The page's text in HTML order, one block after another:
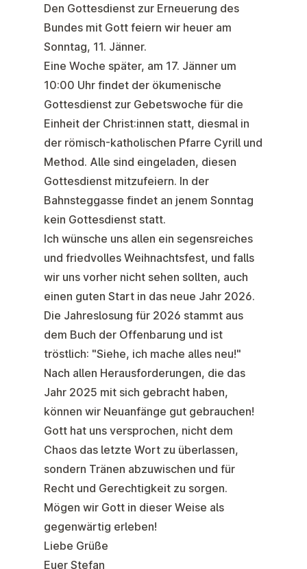
Den Gottesdienst zur Erneuerung des
Bundes mit Gott feiern wir heuer am
Sonntag, 11. Jänner.
Eine Woche später, am 17. Jänner um
10:00 Uhr findet der ökumenische
Gottesdienst zur Gebetswoche für die
Einheit der Christ:innen statt, diesmal in
der römisch-katholischen Pfarre Cyrill und
Method. Alle sind eingeladen, diesen
Gottesdienst mitzufeiern. In der
Bahnsteggasse findet an jenem Sonntag
kein Gottesdienst statt.
Ich wünsche uns allen ein segensreiches
und friedvolles Weihnachtsfest, und falls
wir uns vorher nicht sehen sollten, auch
einen guten Start in das neue Jahr 2026.
Die Jahreslosung für 2026 stammt aus
dem Buch der Offenbarung und ist
tröstlich: "Siehe, ich mache alles neu!"
Nach allen Herausforderungen, die das
Jahr 2025 mit sich gebracht haben,
können wir Neuanfänge gut gebrauchen!
Gott hat uns versprochen, nicht dem
Chaos das letzte Wort zu überlassen,
sondern Tränen abzuwischen und für
Recht und Gerechtigkeit zu sorgen.
Mögen wir Gott in dieser Weise als
gegenwärtig erleben!
Liebe Grüße
Euer Stefan